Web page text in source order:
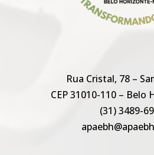
Rua Cristal, 78 –
CEP 31010-110 –
(31) 3489-